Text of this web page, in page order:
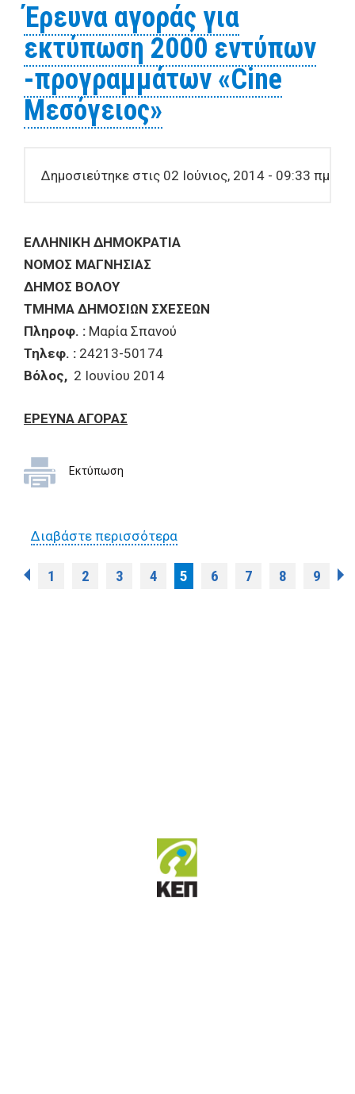
Εκδηλώσεων του Δήμου
Βόλου
Έρευνα αγοράς για
εκτύπωση 2000 εντύπων
-προγραμμάτων «Cine
Μεσόγειος»
Δημοσιεύτηκε στις 02 Ιούνιος, 2014 - 09:33 πμ
ΕΛΛΗΝΙΚΗ ΔΗΜΟΚΡΑΤΙΑ
ΝΟΜΟΣ ΜΑΓΝΗΣΙΑΣ
ΔΗΜΟΣ ΒΟΛΟΥ
ΤΜΗΜΑ ΔΗΜΟΣΙΩΝ ΣΧΕΣΕΩΝ
Πληροφ. : Μαρία Σπανού
Τηλεφ. : 24213-50174
Βόλος, 2 Ιουνίου 2014
ΕΡΕΥΝΑ ΑΓΟΡΑΣ
Εκτύπωση
Διαβάστε περισσότεραγια Έρευνα αγοράς για
-προγραμμάτων «Cine
Σελίδες
1 2 3 4 5 6 7 8 9